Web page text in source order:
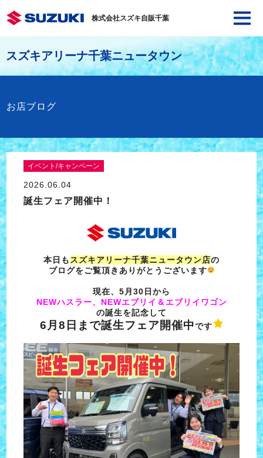
株式会社スズキ自販千葉
スズキアリーナ千葉ニュータウン
お店ブログ
イベント/キャンペーン
2026.06.04
誕生フェア開催中！
本日も スズキアリーナ千葉ニュータウン店の
ブログをご覧頂きありがとうございます
現在、5月30日から
NEWハスラー、NEWエブリイ＆エブリイワゴン
の誕生を記念して
6月8日まで誕生フェア開催中です